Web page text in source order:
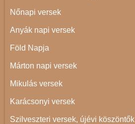
Nőnapi versek
Anyák napi versek
Föld Napja
Márton napi versek
Mikulás versek
Karácsonyi versek
Szilveszteri versek, újévi köszöntők